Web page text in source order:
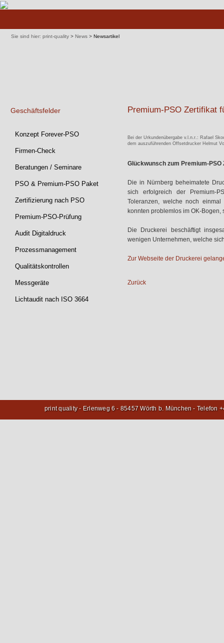
Sie sind hier: print-quality > News > Newsartikel
Premium-PSO Zertifikat
Bei der Urkundenübergabe v.l.n.r.: Rafael
dem auszuführenden Offsetdrucker Helmut
Glückwunsch zum Premium-
Die in Nürnberg beheimatete
sich erfolgreich der Premium-
Toleranzen, welche noch
konnten problemlos im OK-
Die Druckerei beschäftigt
wenigen Unternehmen, welche
Zur Webseite der Druckerei
Zurück
Geschäftsfelder
Navigation
überspringen
Konzept Forever-PSO
Firmen-Check
Beratungen / Seminare
PSO & Premium-PSO Paket
Zertifizierung nach PSO
Premium-PSO-Prüfung
Audit Digitaldruck
Prozessmanagement
Qualitätskontrollen
Messgeräte
Lichtaudit nach ISO 3664
print quality - Erlenweg 6 - 85457 Wörth b. München - Telefon